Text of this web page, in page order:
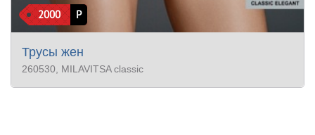
2000 Р
Трусы жен
260530, MILAVITSA classic